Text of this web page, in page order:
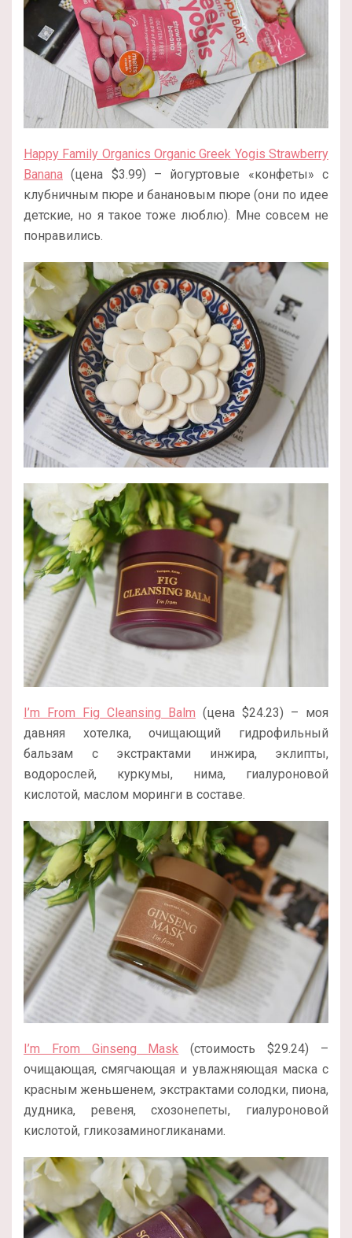
Happy Family Organics Organic Greek Yogis Strawberry
Banana (цена $3.99) – йогуртовые «конфеты» с
клубничным пюре и банановым пюре (они по идее
детские, но я такое тоже люблю). Мне совсем не
понравились.
I’m From Fig Cleansing Balm (цена $24.23) – моя
давняя хотелка, очищающий гидрофильный
бальзам с экстрактами инжира, эклипты,
водорослей, куркумы, нима, гиалуроновой
кислотой, маслом моринги в составе.
I’m From Ginseng Mask (стоимость $29.24) –
очищающая, смягчающая и увлажняющая маска с
красным женьшенем, экстрактами солодки, пиона,
дудника, ревеня, схозонепеты, гиалуроновой
кислотой, гликозаминогликанами.